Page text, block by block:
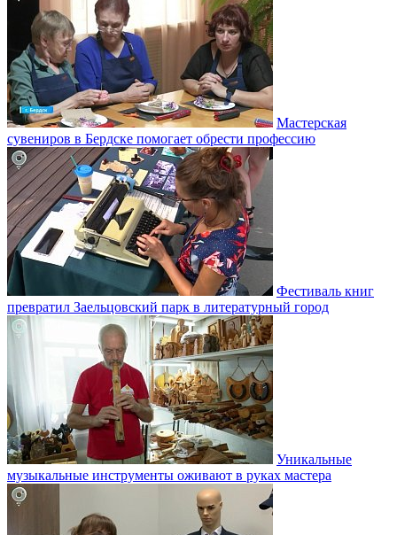
Мастерская
сувениров в Бердске помогает обрести профессию
Фестиваль книг
превратил Заельцовский парк в литературный город
Уникальные
музыкальные инструменты оживают в руках мастера